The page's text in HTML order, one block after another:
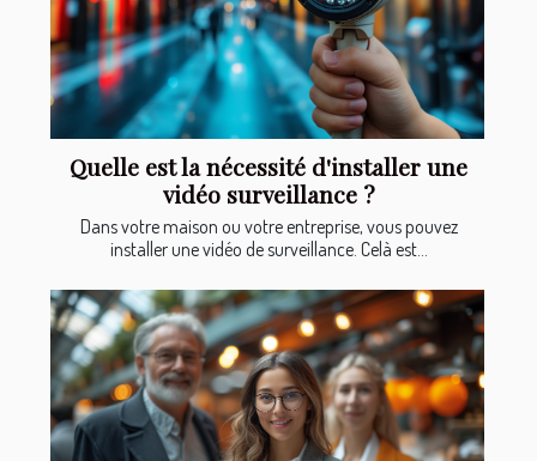
Quelle est la nécessité d'installer une
vidéo surveillance ?
Dans votre maison ou votre entreprise, vous pouvez
installer une vidéo de surveillance. Celà est...